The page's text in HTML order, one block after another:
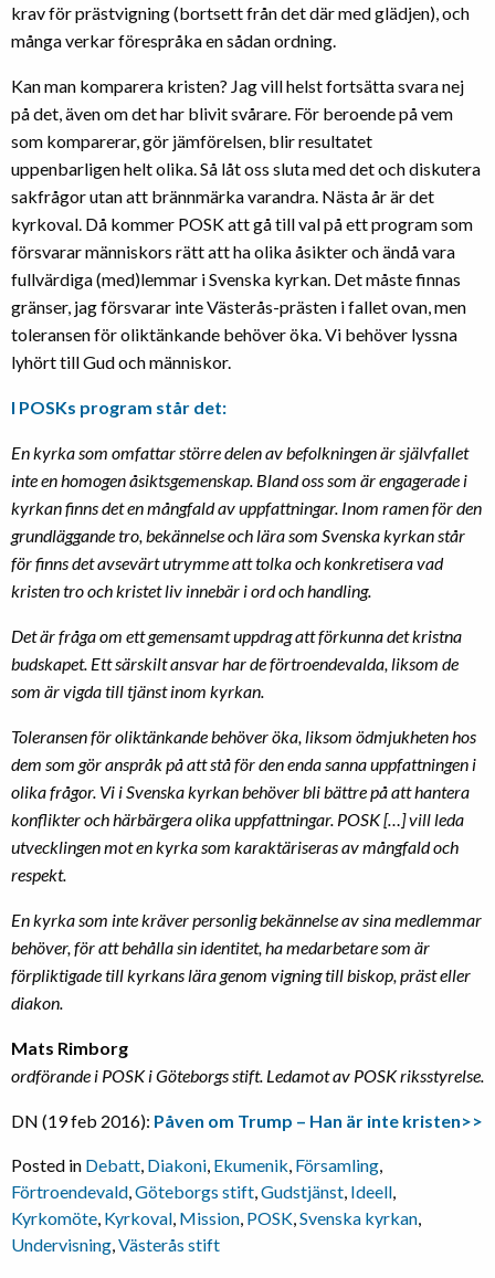
krav för prästvigning (bortsett från det där med glädjen), och
många verkar förespråka en sådan ordning.
Kan man komparera kristen? Jag vill helst fortsätta svara nej
på det, även om det har blivit svårare. För beroende på vem
som komparerar, gör jämförelsen, blir resultatet
uppenbarligen helt olika. Så låt oss sluta med det och diskutera
sakfrågor utan att brännmärka varandra. Nästa år är det
kyrkoval. Då kommer POSK att gå till val på ett program som
försvarar människors rätt att ha olika åsikter och ändå vara
fullvärdiga (med)lemmar i Svenska kyrkan. Det måste finnas
gränser, jag försvarar inte Västerås-prästen i fallet ovan, men
toleransen för oliktänkande behöver öka. Vi behöver lyssna
lyhört till Gud och människor.
I POSKs program står det:
En kyrka som omfattar större delen av befolkningen är självfallet
inte en homogen åsiktsgemenskap. Bland oss som är engagerade i
kyrkan finns det en mångfald av uppfattningar. Inom ramen för den
grundläggande tro, bekännelse och lära som Svenska kyrkan står
för finns det avsevärt utrymme att tolka och konkretisera vad
kristen tro och kristet liv innebär i ord och handling.
Det är fråga om ett gemensamt uppdrag att förkunna det kristna
budskapet. Ett särskilt ansvar har de förtroendevalda, liksom de
som är vigda till tjänst inom kyrkan.
Toleransen för oliktänkande behöver öka, liksom ödmjukheten hos
dem som gör anspråk på att stå för den enda sanna uppfattningen i
olika frågor. Vi i Svenska kyrkan behöver bli bättre på att hantera
konflikter och härbärgera olika uppfattningar. POSK […] vill leda
utvecklingen mot en kyrka som karaktäriseras av mångfald och
respekt.
En kyrka som inte kräver personlig bekännelse av sina medlemmar
behöver, för att behålla sin identitet, ha medarbetare som är
förpliktigade till kyrkans lära genom vigning till biskop, präst eller
diakon.
Mats Rimborg
ordförande i POSK i Göteborgs stift. Ledamot av POSK riksstyrelse.
DN (19 feb 2016): Påven om Trump – Han är inte kristen>>
Posted in Debatt, Diakoni, Ekumenik, Församling,
Förtroendevald,Göteborgs stift,Gudstjänst, Ideell,
Kyrkomöte, Kyrkoval, Mission, POSK,Svenska kyrkan,
Undervisning,Västerås stift